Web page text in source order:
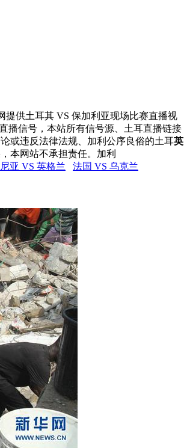
提供土耳其 VS 保加利亚现场比赛直播视
播信号，本站所有信号源、土耳直播链接
或违反法律法规、加利公序良俗的土耳英
本网站不承担责任。加利
亚 VS 英格兰
法国 VS 乌克兰